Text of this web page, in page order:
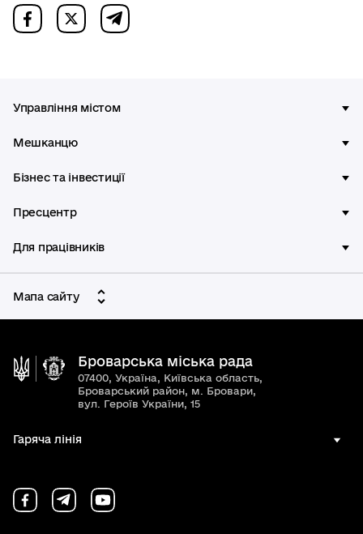
Управління містом
Мешканцю
Бізнес та інвестиції
Пресцентр
Для працівників
Мапа сайту
Броварська міська рада
07400, Україна, Київська область,
Броварський район, м. Бровари,
вул. Героїв України, 15
Гаряча лінія